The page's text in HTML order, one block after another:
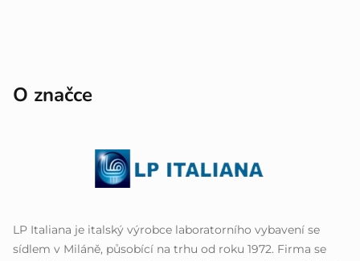
O značce
LP Italiana je italský výrobce laboratorního vybavení se
sídlem v Miláně, působící na trhu od roku 1972. Firma se